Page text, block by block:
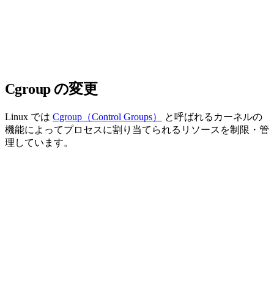
Cgroup の変更
Linux では Cgroup（Control Groups）
と呼ばれるカーネルの
機能によってプロセスに割り当てられるリソースを制限・管
理しています。